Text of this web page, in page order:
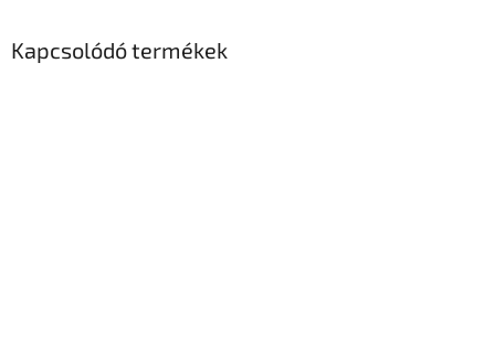
Kapcsolódó termékek